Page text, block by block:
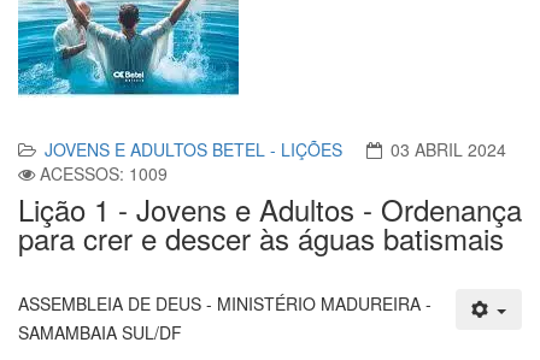
JOVENS E ADULTOS BETEL - LIÇÕES
03 ABRIL 2024
ACESSOS: 1009
Lição 1 - Jovens e Adultos - Ordenança
para crer e descer às águas batismais
ASSEMBLEIA DE DEUS - MINISTÉRIO MADUREIRA -
SAMAMBAIA SUL/DF